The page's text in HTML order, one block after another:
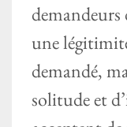
demandeurs
une
demandé,
solitude et